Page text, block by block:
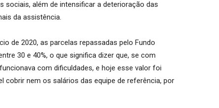
sociais, além de intensificar a deterioração das
da assistência.
de 2020, as parcelas repassadas pelo Fundo
30 e 40%, o que significa dizer que, se com
com dificuldades, e hoje esse valor foi
cobrir nem os salários das equipe de referência, por